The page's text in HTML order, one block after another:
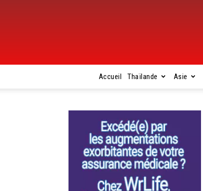
Accueil Thaïlande Asie